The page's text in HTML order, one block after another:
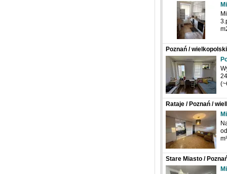
Poznań /
Rataje / Poznań /
Stare Miasto /